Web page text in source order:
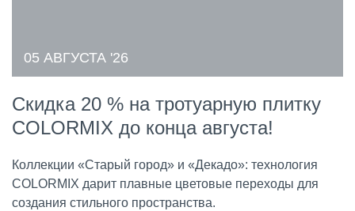
05 АВГУСТА '26
Скидка 20 % на тротуарную плитку
COLORMIX до конца августа!
Коллекции «Старый город» и «Декадо»: технология
COLORMIX дарит плавные цветовые переходы для
создания стильного пространства.